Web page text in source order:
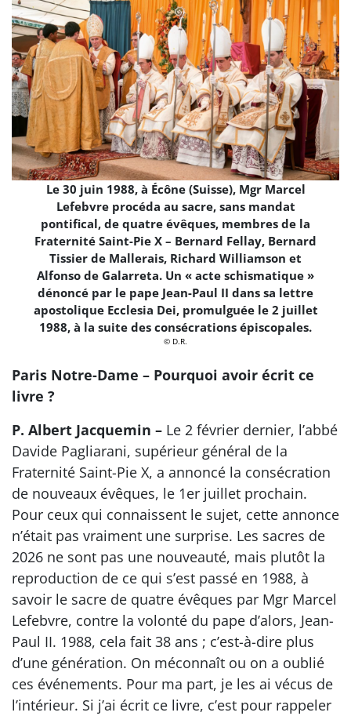
Le 30 juin 1988, à Écône (Suisse), Mgr Marcel
Lefebvre procéda au sacre, sans mandat
pontifical, de quatre évêques, membres de la
Fraternité Saint-Pie X – Bernard Fellay, Bernard
Tissier de Mallerais, Richard Williamson et
Alfonso de Galarreta. Un « acte schismatique »
dénoncé par le pape Jean-Paul II dans sa lettre
apostolique Ecclesia Dei, promulguée le 2 juillet
1988, à la suite des consécrations épiscopales.
© D.R.
Paris Notre-Dame – Pourquoi avoir écrit ce
livre ?
P. Albert Jacquemin – Le 2 février dernier, l’abbé
Davide Pagliarani, supérieur général de la
Fraternité Saint-Pie X, a annoncé la consécration
de nouveaux évêques, le 1er juillet prochain.
Pour ceux qui connaissent le sujet, cette annonce
n’était pas vraiment une surprise. Les sacres de
2026 ne sont pas une nouveauté, mais plutôt la
reproduction de ce qui s’est passé en 1988, à
savoir le sacre de quatre évêques par Mgr Marcel
Lefebvre, contre la volonté du pape d’alors, Jean-
Paul II. 1988, cela fait 38 ans ; c’est-à-dire plus
d’une génération. On méconnaît ou on a oublié
ces événements. Pour ma part, je les ai vécus de
l’intérieur. Si j’ai écrit ce livre, c’est pour rappeler